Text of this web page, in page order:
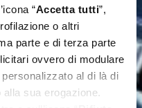
“Accetta tutti”,
o altri
parte e di terza parte
ovvero di modulare
al di là di
sua erogazione.